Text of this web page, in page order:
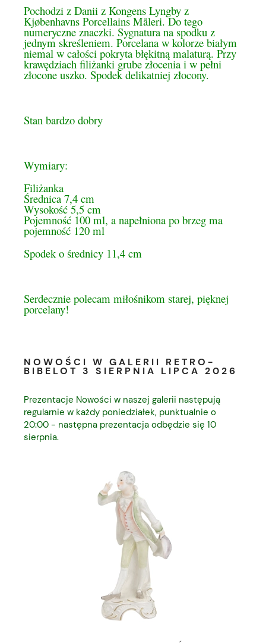
Pochodzi z Danii z Kongens Lyngby z
Kjøbenhavns Porcellains Måleri. Do tego
numeryczne znaczki. Sygnatura na spodku z
jednym skreśleniem. Porcelana w kolorze białym
niemal w całości pokryta błękitną malaturą. Przy
krawędziach filiżanki grube złocenia i w pełni
złocone uszko. Spodek delikatniej złocony.
Stan bardzo dobry
Wymiary:
Filiżanka
Średnica 7,4 cm
Wysokość 5,5 cm
Pojemność 100 ml, a napełniona po brzeg ma
pojemność 120 ml
Spodek o średnicy 11,4 cm
Serdecznie polecam miłośnikom starej, pięknej
porcelany!
NOWOŚCI W GALERII RETRO-
BIBELOT 3 SIERPNIA LIPCA 2026
Prezentacje Nowości w naszej galerii następują
regularnie w każdy poniedziałek, punktualnie o
20:00 - następna prezentacja odbędzie się 10
sierpnia.